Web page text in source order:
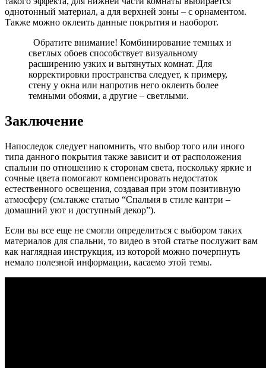
однотонный материал, а для верхней зоны – с орнаментом.
Также можно оклеить данные покрытия и наоборот.
Обратите внимание! Комбинирование темных и
светлых обоев способствует визуальному
расширению узких и вытянутых комнат. Для
корректировки пространства следует, к примеру,
стену у окна или напротив него оклеить более
темными обоями, а другие – светлыми.
Заключение
Напоследок следует напомнить, что выбор того или иного
типа данного покрытия также зависит и от расположения
спальни по отношению к сторонам света, поскольку яркие и
сочные цвета помогают компенсировать недостаток
естественного освещения, создавая при этом позитивную
атмосферу (см.также статью “Спальня в стиле кантри –
домашний уют и доступный декор”).
Если вы все еще не смогли определиться с выбором таких
материалов для спальни, то видео в этой статье послужит вам
как наглядная инструкция, из которой можно почерпнуть
немало полезной информации, касаемо этой темы.